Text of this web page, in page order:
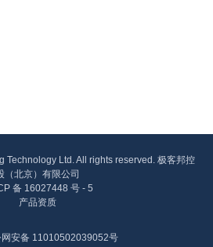
Technology Ltd. All rights reserved. 极客邦控
（北京）有限公司
备 16027448 号 - 5
产品资质
网安备 11010502039052号